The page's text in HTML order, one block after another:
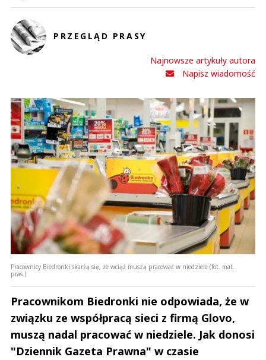
PRZEGLĄD PRASY
Najnowsze artykuły autora
Napisz wiadomość
Pracownicy Biedronki skarżą się, że wciąż muszą pracować w niedziele (fot. mat.
pras.)
Pracownikom Biedronki nie odpowiada, że w
związku ze współpracą sieci z firmą Glovo,
muszą nadal pracować w niedziele. Jak donosi
"Dziennik Gazeta Prawna" w czasie